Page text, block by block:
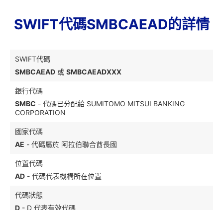
SWIFT代碼SMBCAEAD的詳情
SWIFT代碼
SMBCAEAD 或 SMBCAEADXXX
銀行代碼
SMBC - 代碼已分配給 SUMITOMO MITSUI BANKING
CORPORATION
國家代碼
AE - 代碼屬於 阿拉伯聯合酋長國
位置代碼
AD - 代碼代表機構所在位置
代碼狀態
D - D 代表有效代碼